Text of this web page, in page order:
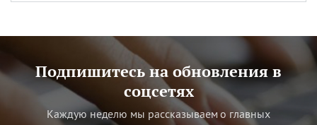
Подпишитесь на обновления в
соцсетях
Каждую неделю мы рассказываем о главных